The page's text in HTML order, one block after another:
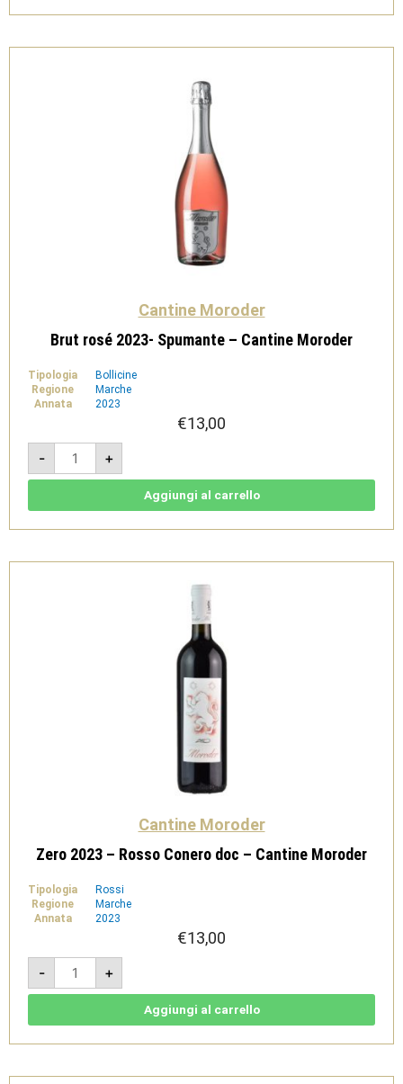
Moroder
Cantine Moroder
Brut rosé 2023- Spumante – Cantine Moroder
Tipologia
Bollicine
Regione
Marche
Annata
2023
€13,00
-
Brut
rosé
2023-
Spumante
quantità
+
Aggiungi al carrello
Cantine Moroder
Zero 2023 – Rosso Conero doc – Cantine Moroder
Tipologia
Rossi
Regione
Marche
Annata
2023
€13,00
-
Zero
2023
-
Rosso
Cantine
+
Aggiungi al carrello